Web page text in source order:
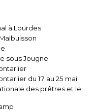
à Lourdes
sous Jougne
du 17 au 25 mai
des prêtres et le